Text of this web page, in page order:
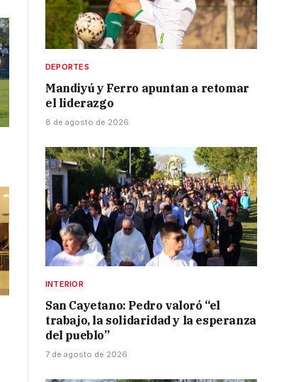
DEPORTES
Mandiyú y Ferro apuntan a retomar
el liderazgo
8 de agosto de 2026
INTERIOR
San Cayetano: Pedro valoró “el
trabajo, la solidaridad y la esperanza
del pueblo”
7 de agosto de 2026